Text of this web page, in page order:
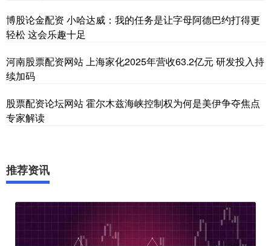
博股论金配资 小哈达威：我的任务是让字母阿德巴约打得更
轻松 这会乐趣十足
河南股票配资网站 上海家化2025年营收63.2亿元 研发投入持
续加码
股票配资论坛网站 霍尔木兹海峡控制权为何是美伊争夺焦点
专家解读
推荐资讯